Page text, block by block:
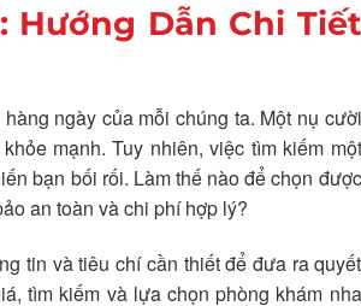
Hướng Dẫn Chi Tiết
ngày của mỗi chúng ta. Một nụ cười
mạnh. Tuy nhiên, việc tìm kiếm một
bạn bối rối. Làm thế nào để chọn được
an toàn và chi phí hợp lý?
tin và tiêu chí cần thiết để đưa ra quyết
tìm kiếm và lựa chọn phòng khám nha